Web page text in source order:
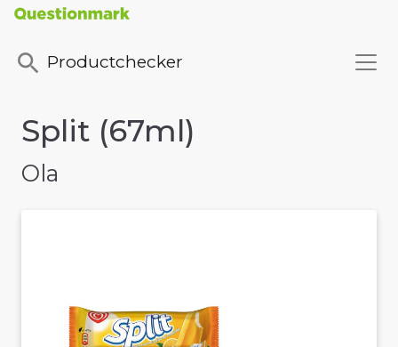
Productchecker
Split (67ml)
Ola